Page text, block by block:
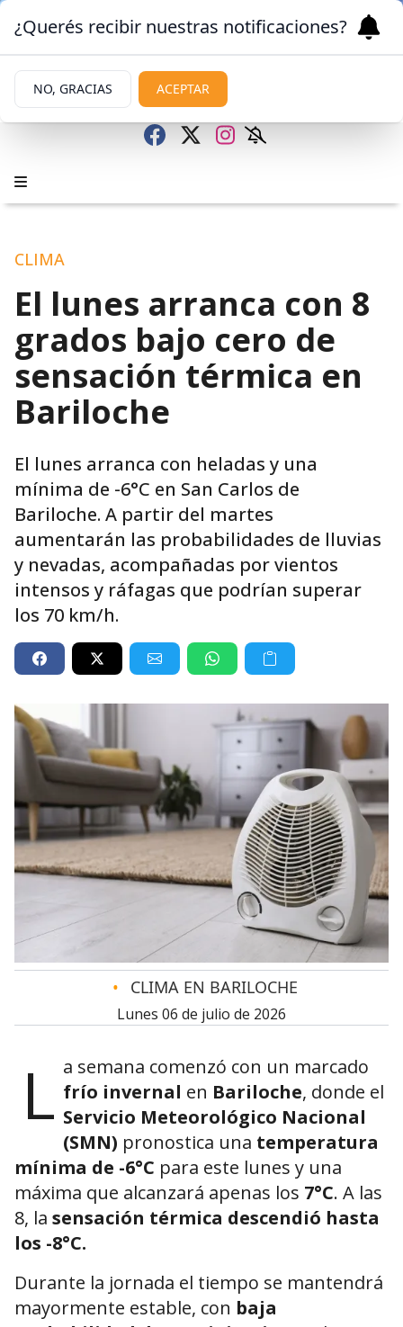
CLIMA
El lunes arranca con 8
grados bajo cero de
sensación térmica en
Bariloche
El lunes arranca con heladas y una
mínima de -6°C en San Carlos de
Bariloche. A partir del martes
aumentarán las probabilidades de lluvias
y nevadas, acompañadas por vientos
intensos y ráfagas que podrían superar
los 70 km/h.
• CLIMA EN BARILOCHE
lunes 06 de julio de 2026
L a semana comenzó con un marcado
frío invernal en Bariloche, donde el
Servicio Meteorológico Nacional
(SMN) pronostica una temperatura
mínima de -6°C para este lunes y una
máxima que alcanzará apenas los 7°C. A las
8, la sensación térmica descendió hasta
los -8°C.
Durante la jornada el tiempo se mantendrá
mayormente estable, con baja
¿Querés recibir nuestras notificaciones?
NO, GRACIAS ACEPTAR